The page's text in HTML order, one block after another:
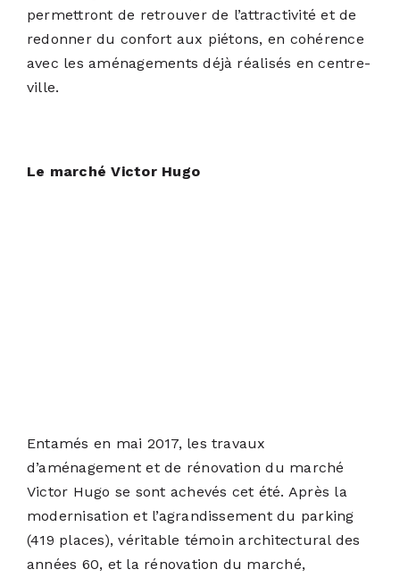
permettront de retrouver de l’attractivité et de
redonner du confort aux piétons, en cohérence
avec les aménagements déjà réalisés en centre-
ville.
Le marché Victor Hugo
Entamés en mai 2017, les travaux
d’aménagement et de rénovation du marché
Victor Hugo se sont achevés cet été. Après la
modernisation et l’agrandissement du parking
(419 places), véritable témoin architectural des
années 60, et la rénovation du marché,